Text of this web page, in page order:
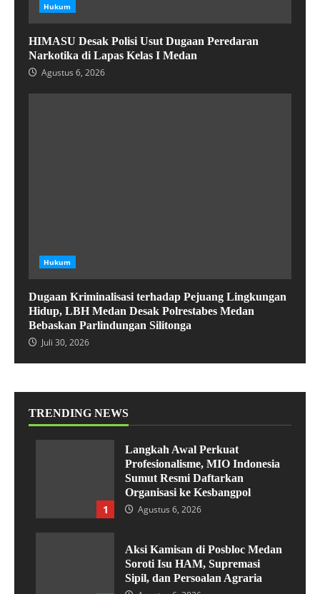
Hukum
HIMASU Desak Polisi Usut Dugaan Peredaran
Narkotika di Lapas Kelas I Medan
Agustus 6, 2026
Hukum
Dugaan Kriminalisasi terhadap Pejuang Lingkungan
Hidup, LBH Medan Desak Polrestabes Medan
Bebaskan Parlindungan Silitonga
Juli 30, 2026
TRENDING NEWS
1
Langkah Awal Perkuat
Profesionalisme, MIO Indonesia
Sumut Resmi Daftarkan
Organisasi ke Kesbangpol
Agustus 6, 2026
Aksi Kamisan di Posbloc Medan
Soroti Isu HAM, Supremasi
Sipil, dan Persoalan Agraria